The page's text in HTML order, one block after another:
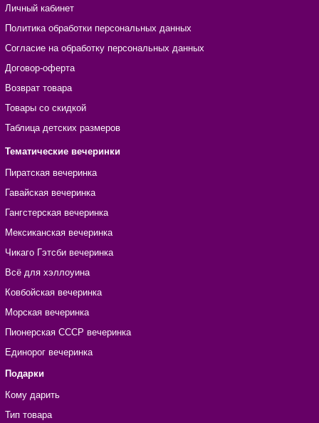
Личный кабинет
Политика обработки персональных данных
Согласие на обработку персональных данных
Договор-оферта
Возврат товара
Товары со скидкой
Таблица детских размеров
Тематические вечеринки
Пиратская вечеринка
Гавайская вечеринка
Гангстерская вечеринка
Мексиканская вечеринка
Чикаго Гэтсби вечеринка
Всё для хэллоуина
Ковбойская вечеринка
Морская вечеринка
Пионерская СССР вечеринка
Единорог вечеринка
Подарки
Кому дарить
Тип товара